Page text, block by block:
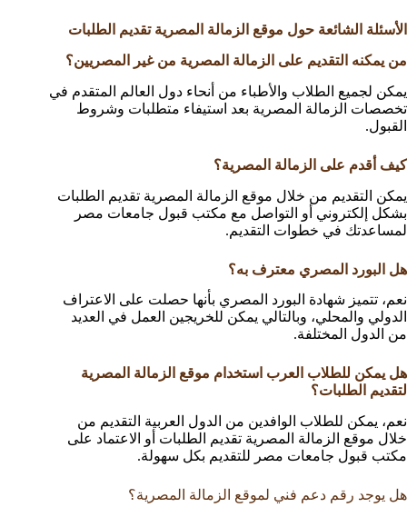
الأسئلة الشائعة حول موقع الزمالة المصرية تقديم الطلبات
من يمكنه التقديم على الزمالة المصرية من غير المصريين؟
يمكن لجميع الطلاب والأطباء من أنحاء دول العالم المتقدم في
تخصصات الزمالة المصرية بعد استيفاء متطلبات وشروط
القبول.
كيف أقدم على الزمالة المصرية؟
يمكن التقديم من خلال موقع الزمالة المصرية تقديم الطلبات
بشكل إلكتروني أو التواصل مع مكتب قبول جامعات مصر
لمساعدتك في خطوات التقديم.
هل البورد المصري معترف به؟
نعم، تتميز شهادة البورد المصري بأنها حصلت على الاعتراف
الدولي والمحلي، وبالتالي يمكن للخريجين العمل في العديد
من الدول المختلفة.
هل يمكن للطلاب العرب استخدام موقع الزمالة المصرية
لتقديم الطلبات؟
نعم، يمكن للطلاب الوافدين من الدول العربية التقديم من
خلال موقع الزمالة المصرية تقديم الطلبات أو الاعتماد على
مكتب قبول جامعات مصر للتقديم بكل سهولة.
هل يوجد رقم دعم فني لموقع الزمالة المصرية؟